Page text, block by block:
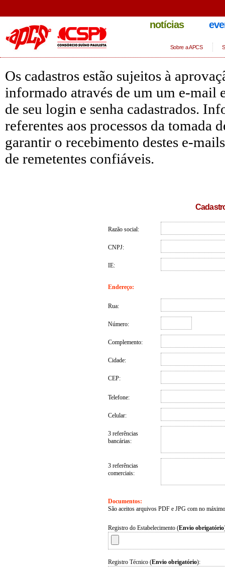
notícias
Sobre a APCS
Os cadastros estão sujeitos à
informado através de um um e-mail
de seu login e senha cadastrados.
referentes aos processos da tomada
garantir o recebimento destes e-
de remetentes confiáveis.
Razão social:
CNPJ:
IE:
Endereço:
Rua:
Número:
Complemento:
Cidade:
CEP:
Telefone:
Celular:
3 referências
bancárias:
3 referências
comerciais:
Documentos:
São aceitos arquivos PDF e JPG com no
Registro do Estabelecimento (Envio obrigatório
Registro Técnico (Envio obrigatório):